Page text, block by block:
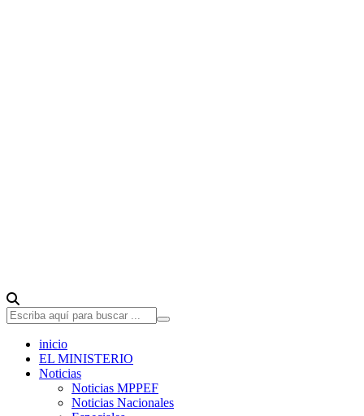
inicio
EL MINISTERIO
Noticias
Noticias MPPEF
Noticias Nacionales